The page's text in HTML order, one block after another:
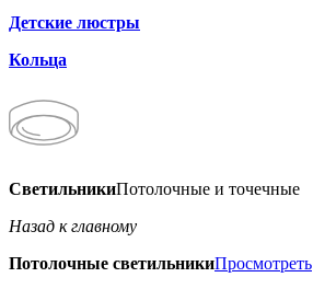
Детские люстры
Кольца
СветильникиПотолочные и точечные
Назад к главному
Потолочные светильникиПросмотреть